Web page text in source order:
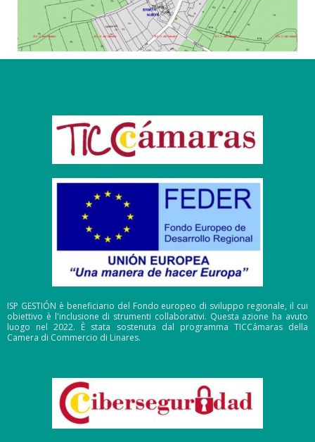
ISP GESTIÓN è beneficiario del Fondo europeo di sviluppo regionale, il cui
obiettivo è l'inclusione di strumenti collaborativi. Questa azione ha avuto
luogo nel 2022. È stata sostenuta dal programma TICCámaras della
Camera di Commercio di Linares.